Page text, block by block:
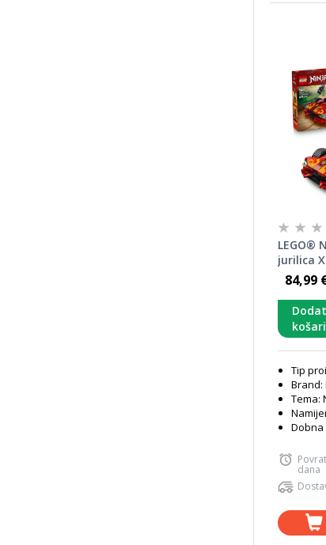
LEGO®
jurilica
71867
84,99
Tip
Brand:
Tema:
Dobna
dana